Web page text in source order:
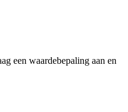
een waardebepaling aan en